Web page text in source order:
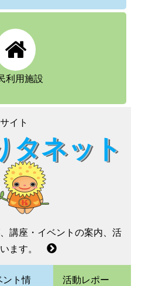
利用施設
イト
タネット
講座・イベントの案内、活
います。
ント情
活動レポー